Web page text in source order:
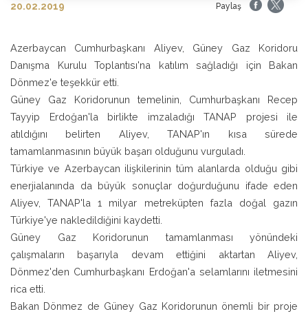
20.02.2019 Paylaş
Azerbaycan Cumhurbaşkanı Aliyev, Güney Gaz Koridoru
Danışma Kurulu Toplantısı'na katılım sağladığı için Bakan
Dönmez'e teşekkür etti.
Güney Gaz Koridorunun temelinin, Cumhurbaşkanı Recep
Tayyip Erdoğan'la birlikte imzaladığı TANAP projesi ile
atıldığını belirten Aliyev, TANAP'ın kısa sürede
tamamlanmasının büyük başarı olduğunu vurguladı.
Türkiye ve Azerbaycan ilişkilerinin tüm alanlarda olduğu gibi
enerjialanında da büyük sonuçlar doğurduğunu ifade eden
Aliyev, TANAP'la 1 milyar metreküpten fazla doğal gazın
Türkiye'ye nakledildiğini kaydetti.
Güney Gaz Koridorunun tamamlanması yönündeki
çalışmaların başarıyla devam ettiğini aktartan Aliyev,
Dönmez'den Cumhurbaşkanı Erdoğan'a selamlarını iletmesini
rica etti.
Bakan Dönmez de Güney Gaz Koridorunun önemli bir proje